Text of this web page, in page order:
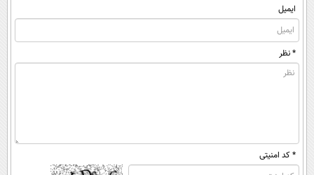
ایمیل
* نظر
* کد امنیتی